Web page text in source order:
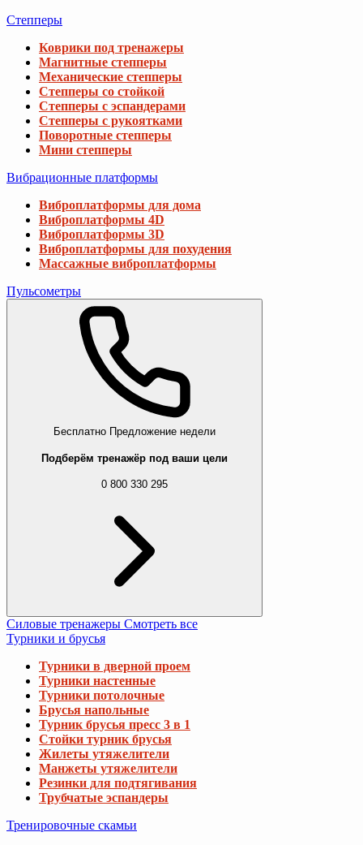
Степперы
Коврики под тренажеры
Магнитные степперы
Механические степперы
Степперы со стойкой
Степперы с эспандерами
Степперы с рукоятками
Поворотные степперы
Мини степперы
Вибрационные платформы
Виброплатформы для дома
Виброплатформы 4D
Виброплатформы 3D
Виброплатформы для похудения
Массажные виброплатформы
Пульсометры
Бесплатно Предложение недели
Подберём тренажёр под ваши цели
0 800 330 295
Силовые тренажеры Смотреть все
Турники и брусья
Турники в дверной проем
Турники настенные
Турники потолочные
Брусья напольные
Турник брусья пресс 3 в 1
Стойки турник брусья
Жилеты утяжелители
Манжеты утяжелители
Резинки для подтягивания
Трубчатые эспандеры
Тренировочные скамьи